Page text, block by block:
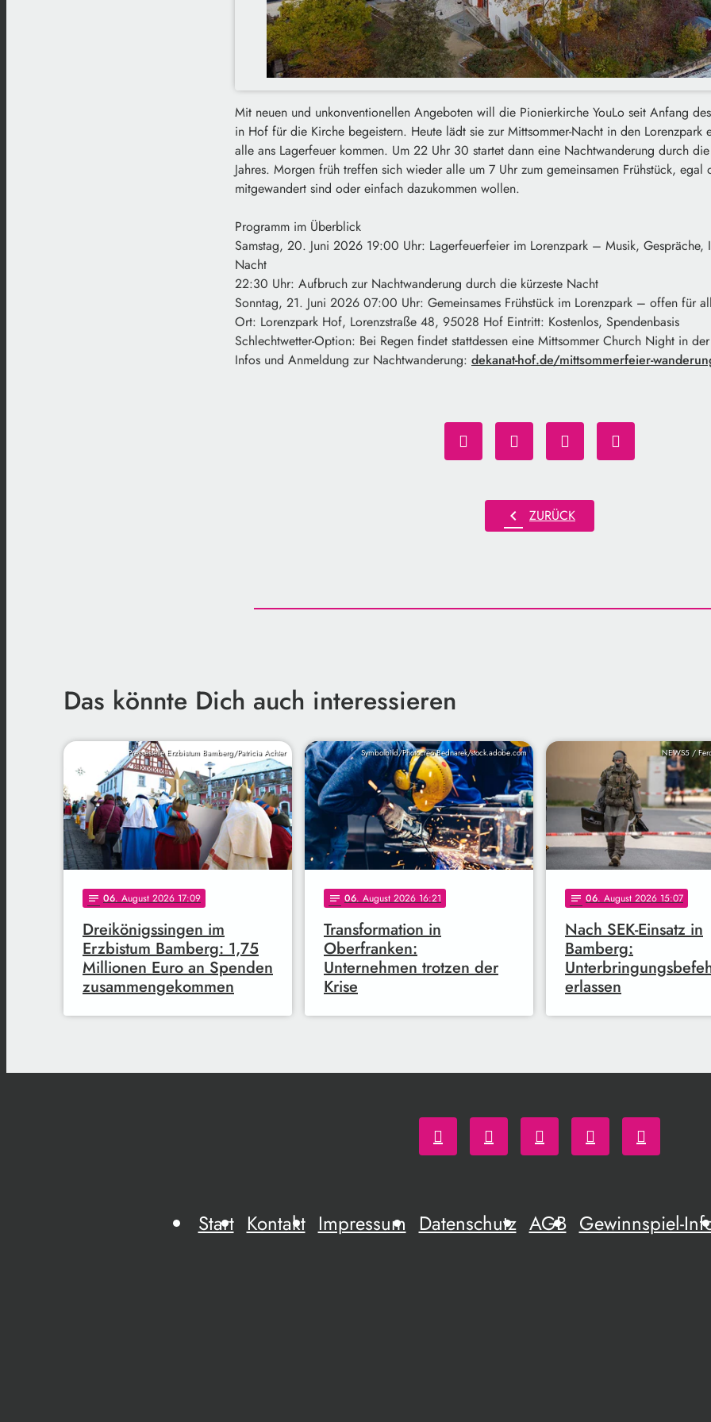
Mit neuen und unkonventionellen Angeboten will die Pionierkirche YouLo seit Anfang
in Hof für die Kirche begeistern. Heute lädt sie zur Mittsommer-Nacht in den Lorenzpark
alle ans Lagerfeuer kommen. Um 22 Uhr 30 startet dann eine Nachtwanderung durch
Jahres. Morgen früh treffen sich wieder alle um 7 Uhr zum gemeinsamen Frühstück, egal
mitgewandert sind oder einfach dazukommen wollen.
Programm im Überblick
Samstag, 20. Juni 2026 19:00 Uhr: Lagerfeuerfeier im Lorenzpark – Musik, Gespräche,
Nacht
22:30 Uhr: Aufbruch zur Nachtwanderung durch die kürzeste Nacht
Sonntag, 21. Juni 2026 07:00 Uhr: Gemeinsames Frühstück im Lorenzpark – offen für
Ort: Lorenzpark Hof, Lorenzstraße 48, 95028 Hof Eintritt: Kostenlos, Spendenbasis
Schlechtwetter-Option: Bei Regen findet stattdessen eine Mittsommer Church Night in
Infos und Anmeldung zur Nachtwanderung: dekanat-hof.de/mittsommerfeier-
chevron_left ZURÜCK
Das könnte Dich auch interessieren
Pressestelle Erzbistum Bamberg/Patricia Achter
notes 06. August 2026 17:09
Dreikönigssingen im
Erzbistum Bamberg: 1,75
Millionen Euro an Spenden
zusammengekommen
Symbolbild/Photocreo Bednarek/stock.adobe.com
notes 06. August 2026 16:21
Transformation in
Oberfranken:
Unternehmen trotzen der
Krise
NEWS5 /
notes 06. August 2026 15:07
Nach SEK-Einsatz in
Bamberg:
erlassen
Start Kontakt Impressum Datenschutz AGB Gewinnspiel-